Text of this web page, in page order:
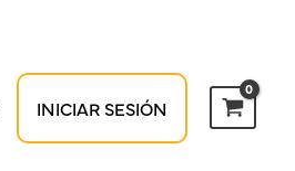
INICIAR SESIÓN